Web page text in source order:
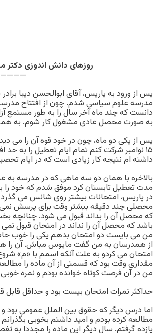
روزهای دانش اندوزی
پس از ورود به پاریس، آقای ابوالحسن دیبا
مدرسه علوم سیاسی شدم. چون از افتتاح
به صورت محصل عادی مشغول کار شوم. به
پس از یکی دو ماه، چون در خود قوه آن را می
۱۵ نوامبر شرکت کنم تمام ایام تعطیل را به
داشته ام نتیجه کار زیادی است که در ایام
بالاخره با همان دو سه ماهی که در مدرسه به
مدت تعطیل تابستان کرد موفق شدم که خود
در پاریس، امتحانات بیشتر روی شانس می
محصلی چند دقیقه بیشتر وقت برای پرسش
که محصل آن را بداند قبول می شود.
باشد که محصل آن را نداند در امتحان قبول
من می بایست دو امتحان بدهم یکی را خوب
از همدرسان به من گفت مایوس مباش. آن را
امتحان می کردو به علت آنکه اسمم با «م»
مقداری وقت بود که قسمتی از آن ماده را
من در آن فرصت کوتاه خوانده بودم و نمره
حداکثر نمرات امتحان بیست بود و حداقل قابل
اما درس دیگر که حقوق بین الملل عمومی بود
یازده گرفتم. سال دیگر این ماده را مجددا به